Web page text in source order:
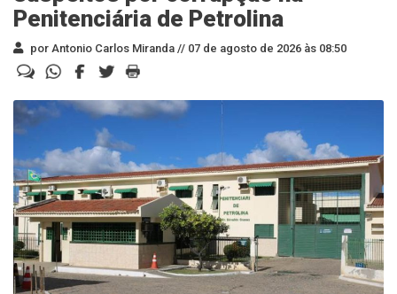
Penitenciária de Petrolina
por Antonio Carlos Miranda // 07 de agosto de 2026 às 08:50